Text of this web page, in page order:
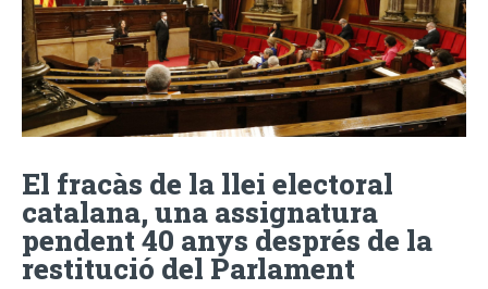
El fracàs de la llei electoral
catalana, una assignatura
pendent 40 anys després de la
restitució del Parlament